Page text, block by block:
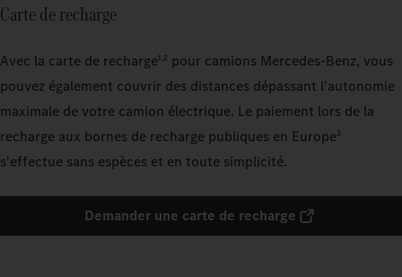
Carte de recharge
Avec la carte de recharge1,2 pour camions Mercedes-Benz, vous
pouvez également couvrir des distances dépassant l'autonomie
maximale de votre camion électrique. Le paiement lors de la
recharge aux bornes de recharge publiques en Europe3
s'effectue sans espèces et en toute simplicité.
Demander une carte de recharge